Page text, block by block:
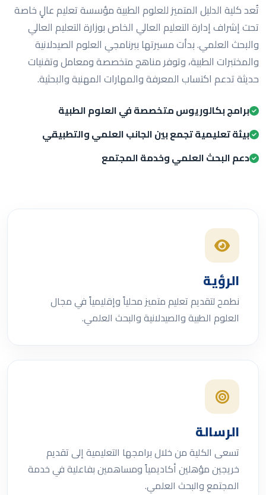
تُعد كلية الدليل المتميز للعلوم الطبية مؤسسة تعليم عالٍ خاصة
تحت إشراف إدارة التعليم العالي الخاص بوزارة التعليم العالي
والبحث العلمي. بدأت مسيرتها ببرنامجي العلوم الصيدلانية
والمختبرات الطبية، وتوفر مناهج متخصصة ومعامل وتقنيات
حديثة تدعم اكتساب المعرفة والمهارات المهنية والبحثية.
برامج بكالوريوس متخصصة في العلوم الطبية
بيئة تعليمية تجمع بين الجانب العلمي والتطبيقي
دعم البحث العلمي وخدمة المجتمع
الرؤية
نطمح لتقديم تعليم متميز محلياً وإقليمياً في مجال
العلوم الطبية والصيدلانية والبحث العلمي.
الرسالة
تسعى الكلية من خلال برامجها التعليمية إلى تقديم
خريجين مؤهلين أكاديمياً ومساهمين بفاعلية في خدمة
المجتمع والبحث العلمي.